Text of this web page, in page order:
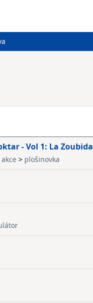
- Vol 1: La Zoubida
akce > plošinovka